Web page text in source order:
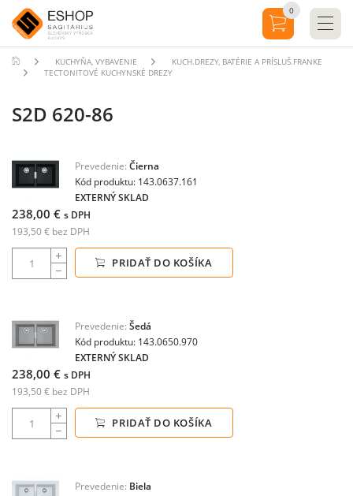
KUCHYŇA, VYBAVENIE
KUCH.DREZY, BATÉRIE A PRÍSLUŠ.FRANKE
TECTONITOVÉ KUCHYNSKÉ DREZY
S2D 620-86
Prevedenie: Čierna
Kód produktu: 143.0637.161
EXTERNÝ SKLAD
238,00 € s DPH
193,50 € bez DPH
PRIDAŤ DO KOŠÍKA
Prevedenie: Šedá
Kód produktu: 143.0650.970
EXTERNÝ SKLAD
238,00 € s DPH
193,50 € bez DPH
PRIDAŤ DO KOŠÍKA
Prevedenie: Biela
0